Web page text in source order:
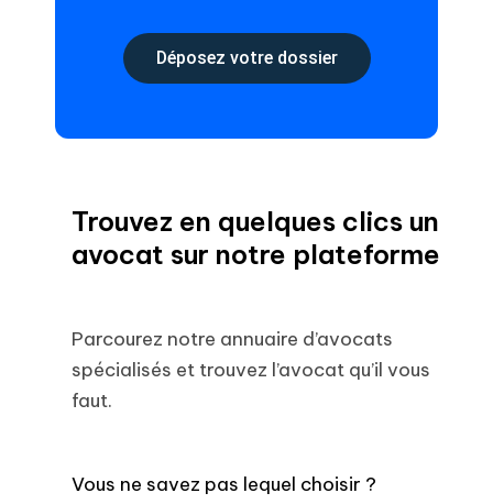
Déposez votre dossier
Trouvez en quelques clics un
avocat sur notre plateforme
Parcourez notre annuaire d’avocats
spécialisés et trouvez l’avocat qu’il vous
faut.
Vous ne savez pas lequel choisir ?